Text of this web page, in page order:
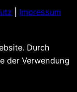
Impressum
Durch
der Verwendung